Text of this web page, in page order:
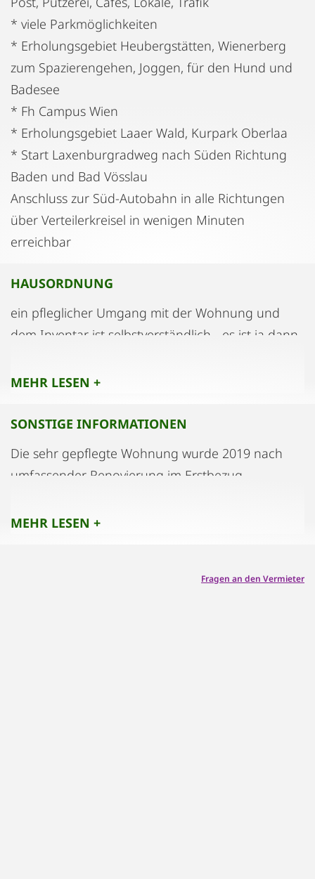
* viele Parkmöglichkeiten
* Erholungsgebiet Heubergstätten, Wienerberg
zum Spazierengehen, Joggen, für den Hund und
Badesee
* Fh Campus Wien
* Erholungsgebiet Laaer Wald, Kurpark Oberlaa
* Start Laxenburgradweg nach Süden Richtung
Baden und Bad Vösslau
Anschluss zur Süd-Autobahn in alle Richtungen
über Verteilerkreisel in wenigen Minuten
erreichbar
HAUSORDNUNG
ein pfleglicher Umgang mit der Wohnung und
dem Inventar ist selbstverständlich - es ist ja dann
MEHR LESEN +
SONSTIGE INFORMATIONEN
Die sehr gepflegte Wohnung wurde 2019 nach
umfassender Renovierung im Erstbezug
Gründen tageweise genutzt.
MEHR LESEN +
Fragen an den Vermieter